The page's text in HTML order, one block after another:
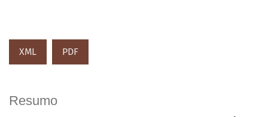
XML PDF
Resumo